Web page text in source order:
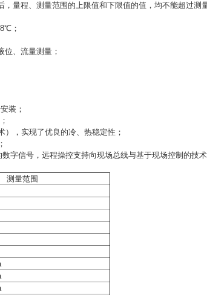
，量程、测量范围的上限值和下限值的值，均不能超过
；
位、流量测量；
装；
，实现了优良的冷、热稳定性；
；
字信号，远程操控支持向现场总线与基于现场控制的技
测量范围